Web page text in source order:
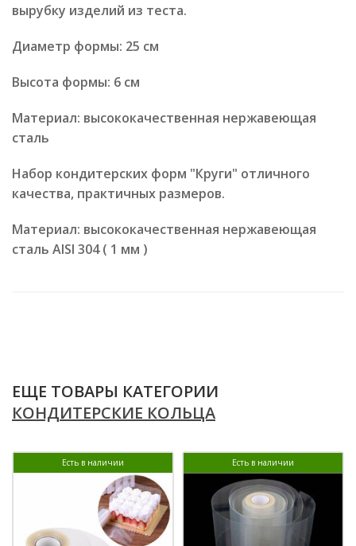
вырубку изделий из теста.
Диаметр формы: 25 см
Высота формы: 6 см
Материал: высококачественная нержавеющая
сталь
Набор кондитерских форм "Круги" отличного
качества, практичных размеров.
Материал: высококачественная нержавеющая
сталь AISI 304 ( 1 мм )
ЕЩЕ ТОВАРЫ КАТЕГОРИИ
КОНДИТЕРСКИЕ КОЛЬЦА
Есть в наличии Есть в наличии